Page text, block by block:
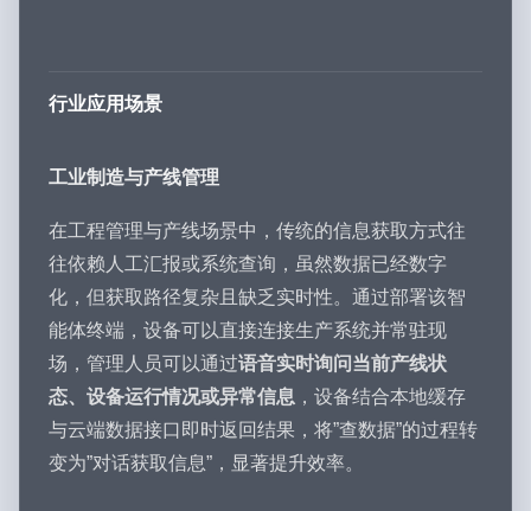
行业应用场景
工业制造与产线管理
在工程管理与产线场景中，传统的信息获取方式往
往依赖人工汇报或系统查询，虽然数据已经数字
化，但获取路径复杂且缺乏实时性。通过部署该智
能体终端，设备可以直接连接生产系统并常驻现
场，管理人员可以通过语音实时询问当前产线状
态、设备运行情况或异常信息 ，设备结合本地缓存
与云端数据接口即时返回结果，将”查数据”的过程转
变为”对话获取信息”，显著提升效率。